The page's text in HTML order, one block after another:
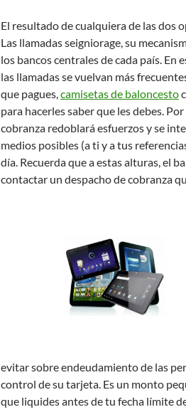
El resultado de cualquiera de las dos
Las llamadas seigniorage, su
los bancos centrales de cada país. En
las llamadas se vuelvan más
que pagues,camisetas de baloncesto
para hacerles saber que les debes.
cobranza redoblará esfuerzos y se
medios posibles (a ti y a tus
día. Recuerda que a estas alturas, el
contactar un despacho de cobranza
evitar sobre endeudamiento de las
control de su tarjeta. Es un monto
que liquides antes de tu fecha límite